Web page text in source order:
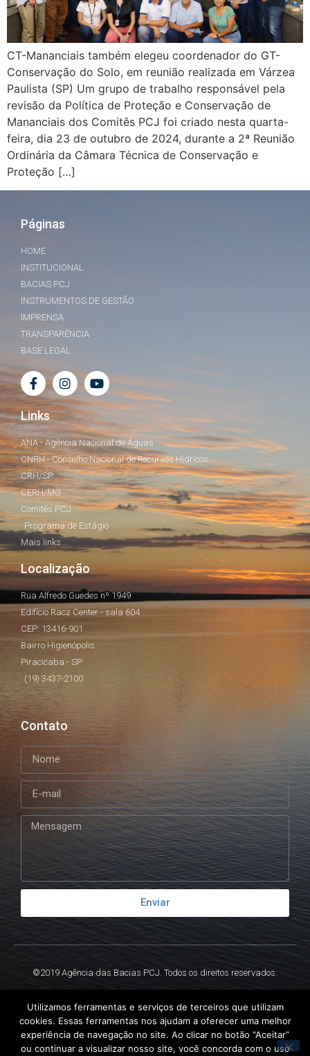
CT-Mananciais também elegeu coordenador do GT-
Conservação do Solo, em reunião realizada em Várzea
Paulista (SP) Um grupo de trabalho responsável pela
revisão da Política de Proteção e Conservação de
Mananciais dos Comitês PCJ foi criado nesta quarta-
feira, dia 23 de outubro de 2024, durante a 2ª Reunião
Ordinária da Câmara Técnica de Conservação e
Proteção […]
Páginas
HOME
INSTITUCIONAL
BACIAS PCJ
INSTRUMENTOS DE GESTÃO
IMPRENSA
TRANSPARÊNCIA
BASE LEGAL
Links
ANA - Agência Nacional de Águas
CNRH - Conselho Nacional de Recursos Hídricos
CRH/SP
CERH/MG
Comitês PCJ
Programa de Estágio
Mais links...
Localização
Rua Alfredo Guedes nº 1949
Edifício Racz Center - sala 604
CEP: 13416-901
Bairro Higienópolis
Piracicaba - SP
(19) 3437-2100
Contato
Enviar
©2019 Agência das Bacias PCJ. Todos os direitos reservados.
Utilizamos ferramentas e serviços de terceiros que utilizam
cookies. Essas ferramentas nos ajudam a oferecer uma melhor
experiência de navegação no site. Ao clicar no botão “Aceitar”
ou continuar a visualizar nosso site, você concorda com o uso